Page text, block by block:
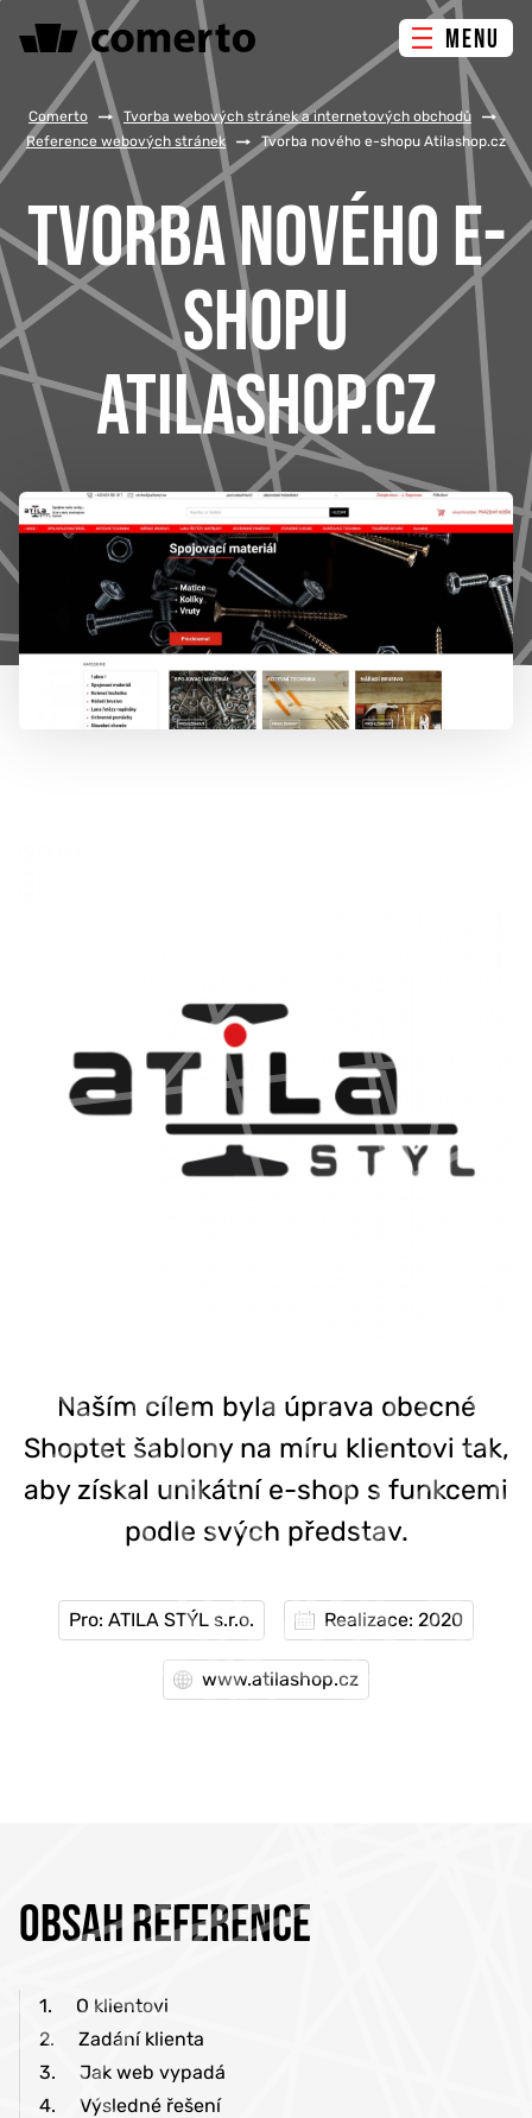
MENU
ONLINE MARKETING
TVORBA WEBU
PORADENSTVÍ & ŠKOLENÍ
REFERENCE
O NÁS
KONTAKTY
777 353 464
Comerto / Tvorba webových stránek a internetových obchodů
/
Reference webových stránek
/ Tvorba nového e-shopu Atilashop.cz
TVORBA NOVÉHO E-
SHOPU
ATILASHOP.CZ
Naším cílem byla úprava obecné
Shoptet šablony na míru klientovi tak,
aby získal unikátní e-shop s funkcemi
podle svých představ.
Pro: ATILA STÝL s.r.o. Realizace: 2020
www.atilashop.cz
OBSAH REFERENCE
1.
O klientovi
2.
Zadání klienta
3.
Jak web vypadá
4.
Výsledné řešení